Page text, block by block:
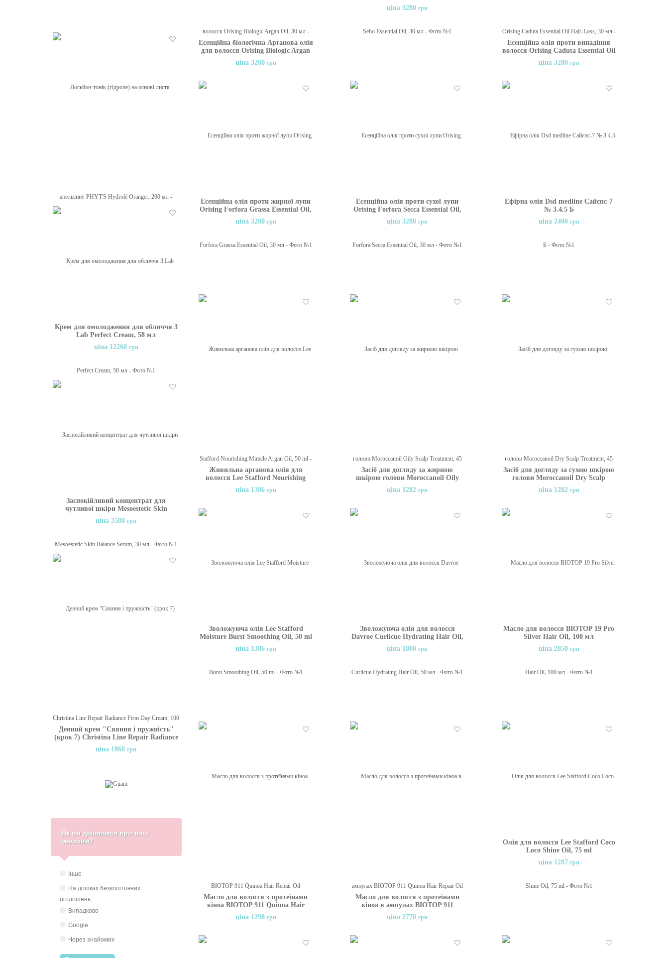
Есенційна біологічна Арганова олія
для волосся Orising Biologic Argan
Oil, 30 мл
ціна 3280 грн
ціна 3280грн
Есенційна олія проти випадіння
волосся Orising Caduta Essential Oil
Hair-Loss, 30 мл
ціна 3280 грн
Есенційна олія проти жирної лупи
Orising Forfora Grassa Essential Oil,
30 мл
ціна 3280 грн
Есенційна олія проти сухої лупи
Orising Forfora Secca Essential Oil,
30 мл
ціна 3280грн
Ефірна олія Dsd medline Сайєнс-7
№ 3.4.5 Б
ціна 2400 грн
Живильна арганова олія для
волосся Lee Stafford Nourishing
Miracle Argan Oil, 50 ml
ціна 1386 грн
Засіб для догляду за жирною
шкірою голови Moroccanoil Oily
Scalp Treatment, 45 мл
ціна 1282грн
Засіб для догляду за сухою шкірою
голови Moroccanoil Dry Scalp
Treatment, 45 мл
ціна 1282 грн
Зволожуюча олія Lee Stafford
Moisture Burst Smoothing Oil, 50 ml
ціна 1386 грн
Зволожуюча олія для волосся
Davroe Curlicue Hydrating Hair Oil,
50 мл
ціна 1800грн
Масло для волосся BIOTOP 19 Pro
Silver Hair Oil, 100 мл
ціна 2850 грн
Масло для волосся з протеїнами
кіноа BIOTOP 911 Quinoa Hair
Repair Oil Treatment, 30 мл
ціна 1298 грн
Масло для волосся з протеїнами
кіноа в ампулах BIOTOP 911
Quinoa Hair Repair Oil Treatment,
6х11 мл
ціна 2770грн
Олія для волосся Lee Stafford Coco
Loco Shine Oil, 75 ml
ціна 1287 грн
Крем для омолодження для обличчя 3
Lab Perfect Cream, 58 мл
ціна 12260 грн
Заспокійливий концентрат для
чутливої шкіри Mesoestetic Skin
Balance Serum, 30 мл
ціна 3588грн
Денний крем "Сяяння і пружність"
(крок 7) Christina Line Repair Radiance
Firm Day Cream, 100 мл
ціна 1860грн
Як ви дізналися про наш
магазин?
Інше
На дошках безкоштовних
оголошень
Випадково
Google
Через знайомих